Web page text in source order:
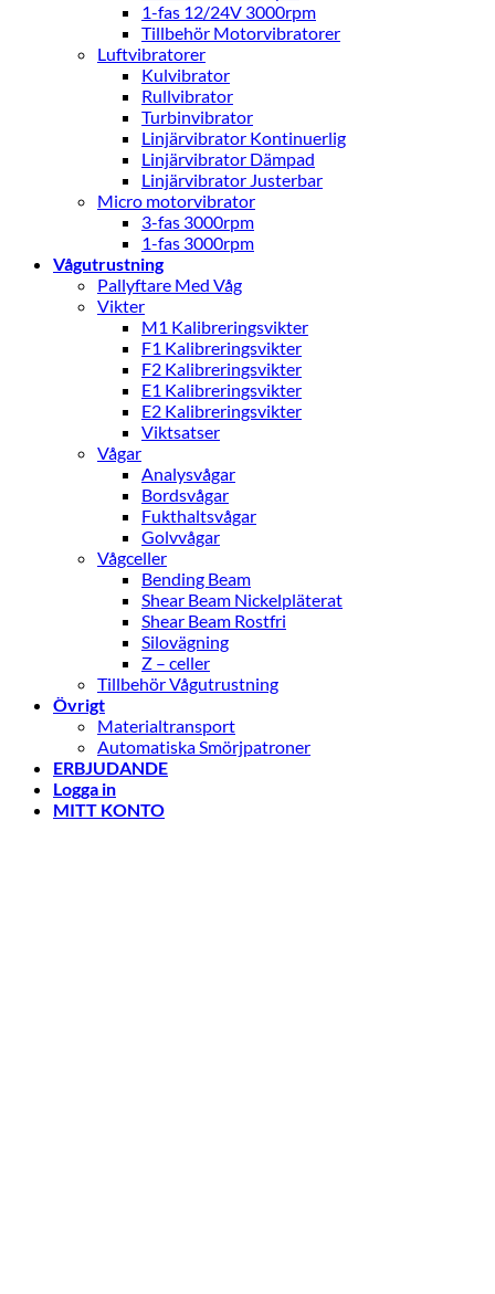
1-fas 12/24V 3000rpm
Tillbehör Motorvibratorer
Luftvibratorer
Kulvibrator
Rullvibrator
Turbinvibrator
Linjärvibrator Kontinuerlig
Linjärvibrator Dämpad
Linjärvibrator Justerbar
Micro motorvibrator
3-fas 3000rpm
1-fas 3000rpm
Vågutrustning
Pallyftare Med Våg
Vikter
M1 Kalibreringsvikter
F1 Kalibreringsvikter
F2 Kalibreringsvikter
E1 Kalibreringsvikter
E2 Kalibreringsvikter
Viktsatser
Vågar
Analysvågar
Bordsvågar
Fukthaltsvågar
Golvvågar
Vågceller
Bending Beam
Shear Beam Nickelpläterat
Shear Beam Rostfri
Silovägning
Z – celler
Tillbehör Vågutrustning
Övrigt
Materialtransport
Automatiska Smörjpatroner
ERBJUDANDE
Logga in
MITT KONTO